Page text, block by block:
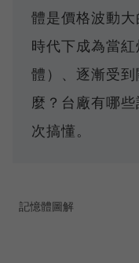
體是價格波動
時代下成為當
體）、逐漸受
麼？台廠有哪
次搞懂。
記憶體圖解